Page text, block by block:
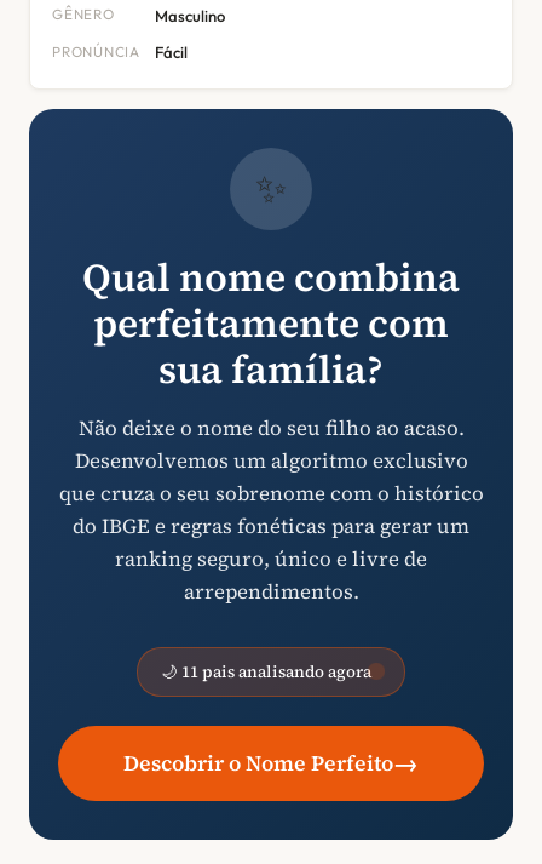
GÊNERO Masculino
PRONÚNCIA Fácil
✨
Qual nome combina
perfeitamente com
sua família?
Não deixe o nome do seu filho ao acaso.
Desenvolvemos um algoritmo exclusivo
que cruza o seu sobrenome com o histórico
do IBGE e regras fonéticas para gerar um
ranking seguro, único e livre de
arrependimentos.
🌙 11 pais analisando agora
Descobrir o Nome Perfeito→